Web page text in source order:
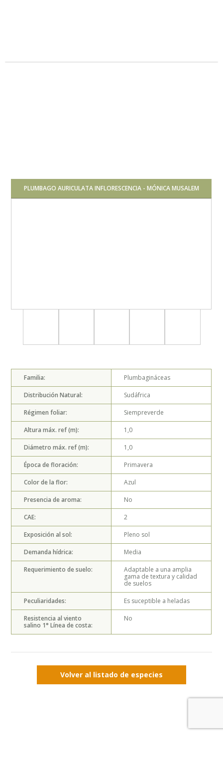
PLUMBAGO AURICULATA INFLORESCENCIA - MÓNICA MUSALEM
Familia: Plumbagináceas
Distribución Natural: Sudáfrica
Régimen foliar: Siempreverde
Altura máx. ref (m): 1,0
Diámetro máx. ref (m): 1,0
Época de floración: Primavera
Color de la flor: Azul
Presencia de aroma: No
CAE: 2
Exposición al sol: Pleno sol
Demanda hídrica: Media
Requerimiento de suelo:
Adaptable a una amplia
gama de textura y calidad
de suelos
Peculiaridades: Es suceptible a heladas
Resistencia al viento
salino 1° Línea de costa:
No
Volver al listado de especies